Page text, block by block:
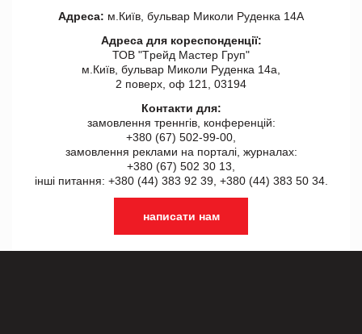
Адреса: м.Київ, бульвар Миколи Руденка 14А
Адреса для кореспонденції:
ТОВ "Tрейд Мастер Груп"
м.Київ, бульвар Миколи Руденка 14а,
2 поверх, оф 121, 03194
Контакти для:
замовлення треннгів, конференцій:
+380 (67) 502-99-00,
замовлення реклами на порталі, журналах:
+380 (67) 502 30 13,
інші питання: +380 (44) 383 92 39, +380 (44) 383 50 34.
написати нам